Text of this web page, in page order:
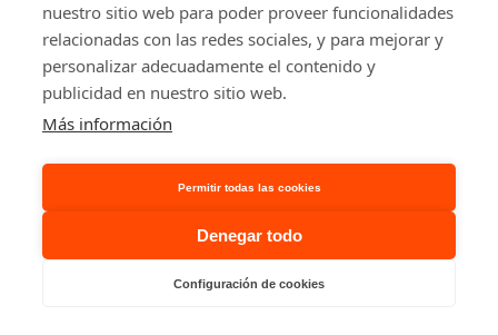
nuestro sitio web para poder proveer funcionalidades
relacionadas con las redes sociales, y para mejorar y
personalizar adecuadamente el contenido y
publicidad en nuestro sitio web.
Más información
Permitir todas las cookies
Denegar todo
Configuración de cookies